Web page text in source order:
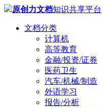
原创力文档知识共享平台
文档分类
计算机
高等教育
金融/投资/证券
医药卫生
汽车/机械/制造
外语学习
报告/分析